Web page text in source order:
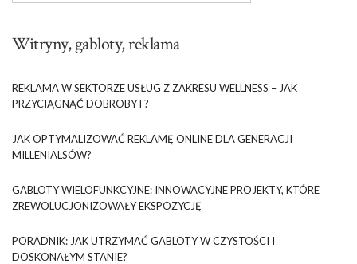
Witryny, gabloty, reklama
REKLAMA W SEKTORZE USŁUG Z ZAKRESU WELLNESS – JAK
PRZYCIĄGNĄĆ DOBROBYT?
JAK OPTYMALIZOWAĆ REKLAMĘ ONLINE DLA GENERACJI
MILLENIALSÓW?
GABLOTY WIELOFUNKCYJNE: INNOWACYJNE PROJEKTY, KTÓRE
ZREWOLUCJONIZOWAŁY EKSPOZYCJĘ
PORADNIK: JAK UTRZYMAĆ GABLOTY W CZYSTOŚCI I
DOSKONAŁYM STANIE?